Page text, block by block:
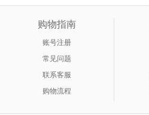
购物指南
账号注册
常见问题
联系客服
购物流程